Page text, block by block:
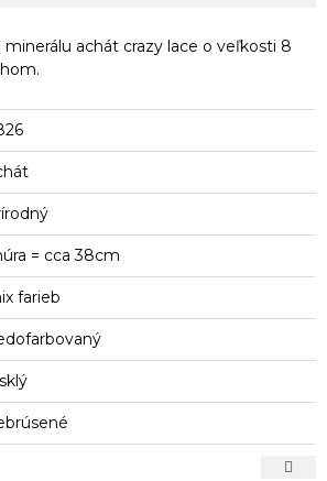
minerálu achát crazy lace o veľkosti 8
= cca 38cm
farieb